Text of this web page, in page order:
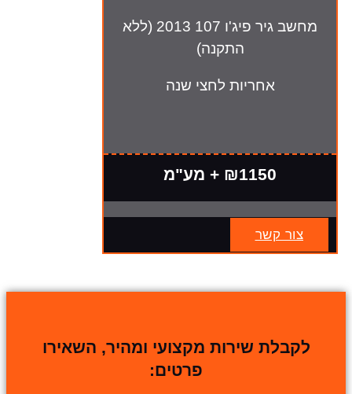
מחשב גיר פיג'ו 107 2013 (ללא
התקנה)
אחריות לחצי שנה
₪1150 + מע"מ
צור קשר
לקבלת שירות מקצועי ומהיר, השאירו
פרטים: